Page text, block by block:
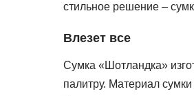
стильное решение –
Влезет все
Сумка «Шотландка»
палитру. Материал